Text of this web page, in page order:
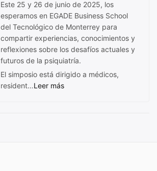
Este 25 y 26 de junio de 2025, los
esperamos en EGADE Business School
del Tecnológico de Monterrey para
compartir experiencias, conocimientos y
reflexiones sobre los desafíos actuales y
futuros de la psiquiatría.
El simposio está dirigido a médicos,
resident…Leer más